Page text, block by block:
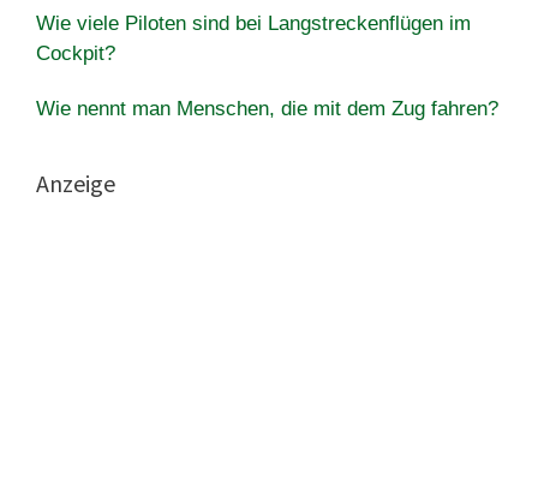
Wie viele Piloten sind bei Langstreckenflügen im
Cockpit?
Wie nennt man Menschen, die mit dem Zug fahren?
Anzeige